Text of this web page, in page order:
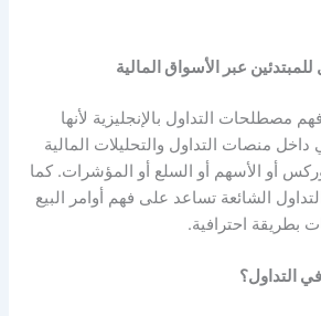
عبر الأسواق المالية
مصطلحات التداول بالإنجليزية لأنها
منصات التداول والتحليلات المالية
أو الأسهم أو السلع أو المؤشرات. كما
الشائعة تساعد على فهم أوامر البيع
بطريقة احترافية.